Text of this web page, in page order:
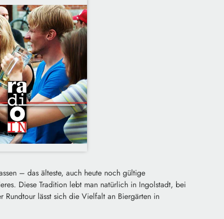
– das älteste, auch heute noch gültige
Diese Tradition lebt man natürlich in Ingolstadt, bei
Rundtour lässt sich die Vielfalt an Biergärten in